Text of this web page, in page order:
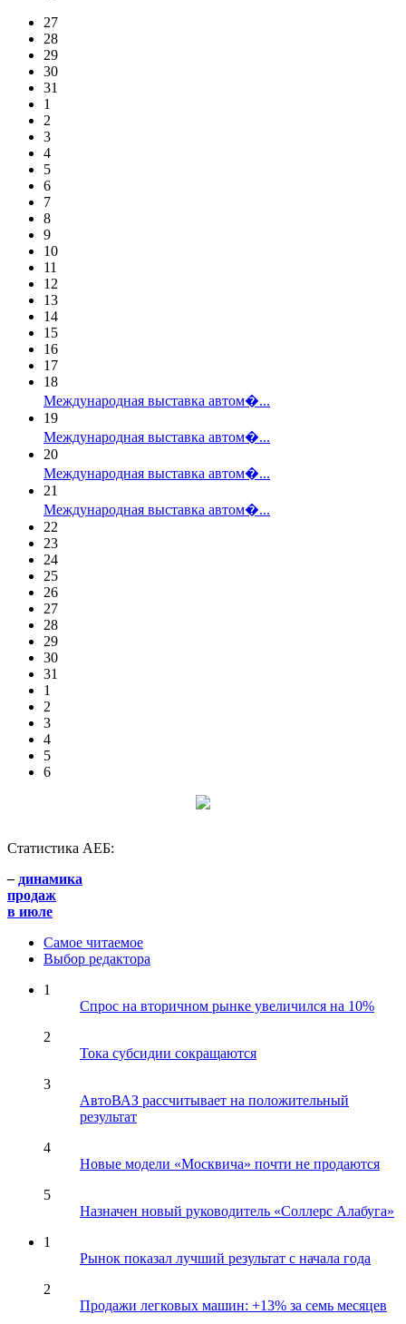
27
28
29
30
31
1
2
3
4
5
6
7
8
9
10
11
12
13
14
15
16
17
18
Международная выставка автом�...
19
Международная выставка автом�...
20
Международная выставка автом�...
21
Международная выставка автом�...
22
23
24
25
26
27
28
29
30
31
1
2
3
4
5
6
Статистика АЕБ:
– динамика
продаж
в июле
Самое читаемое
Выбор редактора
1
Спрос на вторичном рынке увеличился на 10%
2
Тока субсидии сокращаются
3
АвтоВАЗ рассчитывает на положительный
результат
4
Новые модели «Москвича» почти не продаются
5
Назначен новый руководитель «Соллерс Алабуга»
1
Рынок показал лучший результат с начала года
2
Продажи легковых машин: +13% за семь месяцев